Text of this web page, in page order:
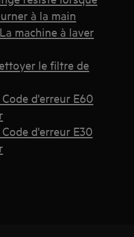
à la main
machine à laver
le filtre de
d'erreur E60
d'erreur E30